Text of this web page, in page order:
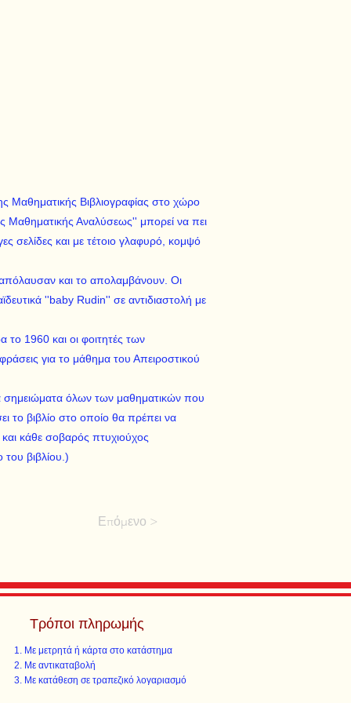
Μαθηματικής Βιβλιογραφίας στο χώρο
Μαθηματικής Αναλύσεως'' μπορεί να πει
σελίδες και με τέτοιο γλαφυρό, κομψό
και το απολαμβάνουν. Οι
''baby Rudin'' σε αντιδιαστολή με
1960 και οι φοιτητές των
για το μάθημα του Απειροστικού
σημειώματα όλων των μαθηματικών που
το βιβλίο στο οποίο θα πρέπει να
κάθε σοβαρός πτυχιούχος
βιβλίου.)
Επόμενο >
Τρόποι πληρωμής
Με μετρητά ή κάρτα στο κατάστημα
Με αντικαταβολή
Με κατάθεση σε τραπεζικό λογαριασμό